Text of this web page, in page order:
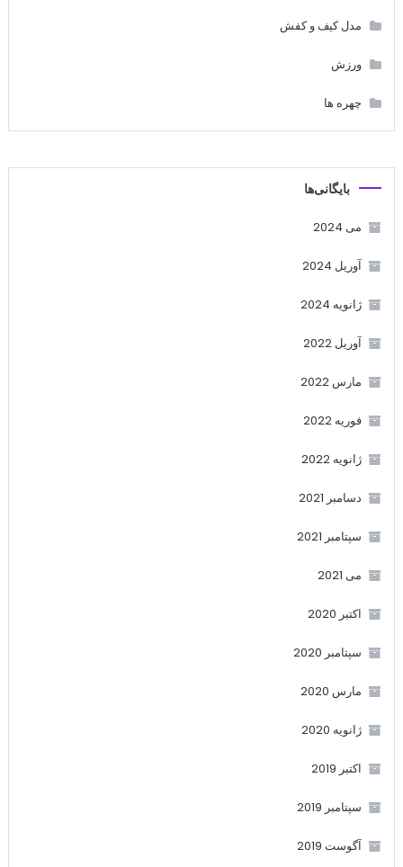
مدل کیف و کفش
ورزش
چهره ها
بایگانی‌ها
می 2024
آوریل 2024
ژانویه 2024
آوریل 2022
مارس 2022
فوریه 2022
ژانویه 2022
دسامبر 2021
سپتامبر 2021
می 2021
اکتبر 2020
سپتامبر 2020
مارس 2020
ژانویه 2020
اکتبر 2019
سپتامبر 2019
آگوست 2019